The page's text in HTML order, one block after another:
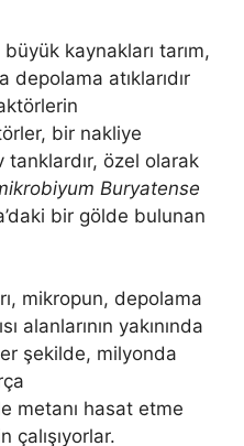
kaynakları tarım,
atıklarıdır
bir nakliye
özel olarak
Buryatense
bir gölde bulunan
mikropun, depolama
alanlarının yakınında
şekilde, milyonda
metanı hasat etme
çalışıyorlar.